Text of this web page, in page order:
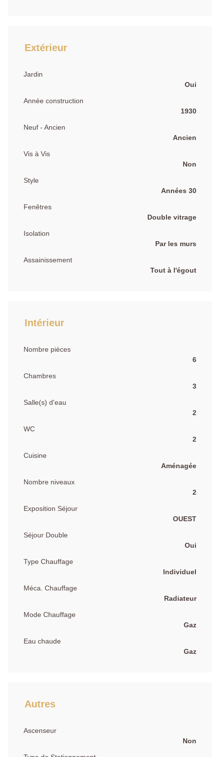
Extérieur
Jardin
Oui
Année construction
1930
Neuf - Ancien
Ancien
Vis à Vis
Non
Style
Années 30
Fenêtres
Double vitrage
Isolation
Par les murs
Assainissement
Tout à l'égout
Intérieur
Nombre pièces
6
Chambres
3
Salle(s) d'eau
2
WC
2
Cuisine
Aménagée
Nombre niveaux
2
Exposition Séjour
OUEST
Séjour Double
Oui
Type Chauffage
Individuel
Méca. Chauffage
Radiateur
Mode Chauffage
Gaz
Eau chaude
Gaz
Autres
Ascenseur
Non